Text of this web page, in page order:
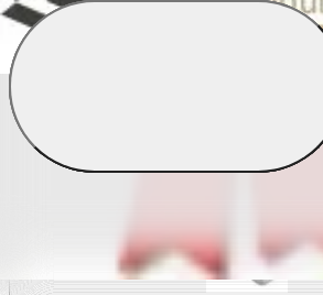
Povlečení s fototiskem
Výhodné sady